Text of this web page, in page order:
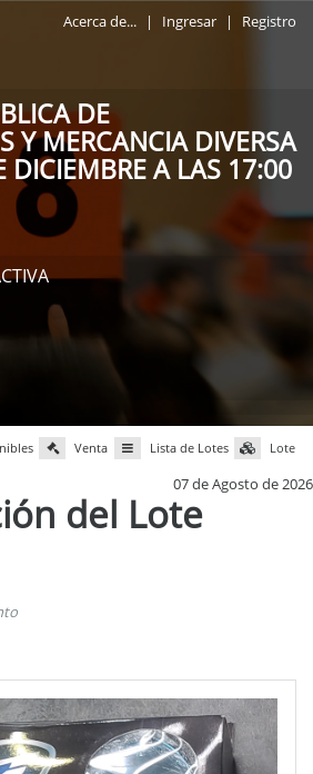
Acerca de... | Ingresar | Registro
DE
Y MERCANCIA DIVERSA
DICIEMBRE A LAS 17:00
Venta Lista de Lotes Lote
07 de Agosto de 2026
del Lote